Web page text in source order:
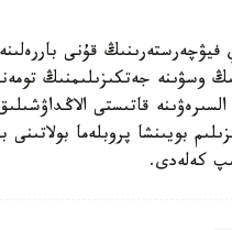
وسۋىنە جەتكىزىلىمنىڭ
قاتىستى
بويىنشا پروبلەما بولاتىنى
كەلەدى.